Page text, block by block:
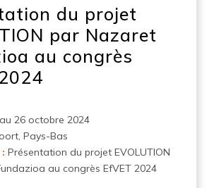
du projet
par Nazaret
au congrès
26 octobre 2024
Pays-Bas
Présentation du projet EVOLUTION
au congrès EfVET 2024